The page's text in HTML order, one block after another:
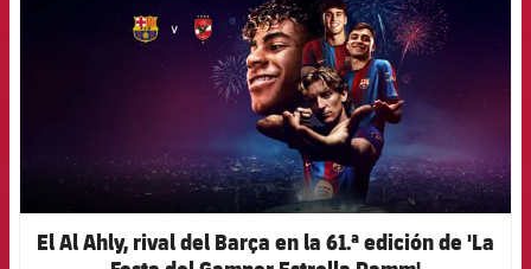
El Al Ahly, rival del Barça en la 61.ª edición de 'La